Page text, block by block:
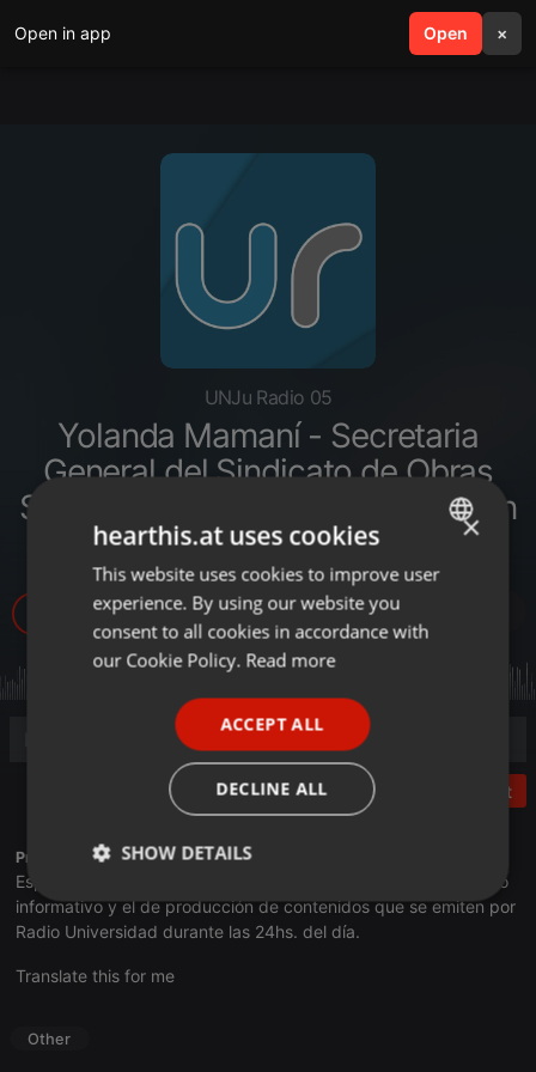
Open in app Open ×
search menu
UNJu Radio 05
Yolanda Mamaní - Secretaria
General del Sindicato de Obras
Sanitarias - Reclamo por situación
actual
Post
Profile description of UNJu Radio 05:
Espacio que busca complementar a través de la web el trabajo
informativo y el de producción de contenidos que se emiten por
Radio Universidad durante las 24hs. del día.
Translate this for me
Other
ENGLISH
GERMAN
×
hearthis.at uses cookies
This website uses cookies to improve user
experience. By using our website you
consent to all cookies in accordance with
our Cookie Policy. Read more
ACCEPT ALL
DECLINE ALL
SHOW DETAILS
Strictly
necessary
Targeting Functionality